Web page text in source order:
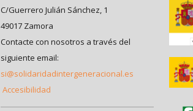
C/Guerrero Julián Sánchez, 1
49017 Zamora
Contacte con nosotros a través del
siguiente email:
si@solidaridadintergeneracional.es
Accesibilidad